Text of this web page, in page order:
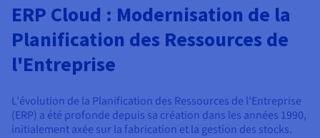
ERP Cloud : Modernisation de la
Planification des Ressources de
l'Entreprise
L'évolution de la Planification des Ressources de l'Entreprise
(ERP) a été profonde depuis sa création dans les années 1990,
initialement axée sur la fabrication et la gestion des stocks.